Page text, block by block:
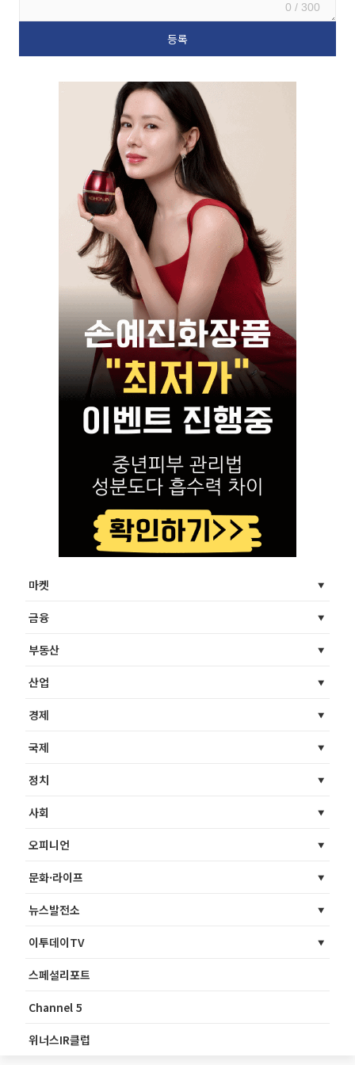
0 / 300
마켓
금융
부동산
산업
경제
국제
정치
사회
오피니언
문화·라이프
뉴스발전소
이투데이TV
스페셜리포트
Channel 5
위너스IR클럽